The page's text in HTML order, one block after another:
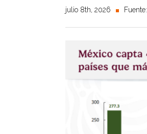
julio 8th, 2026 Fuente: